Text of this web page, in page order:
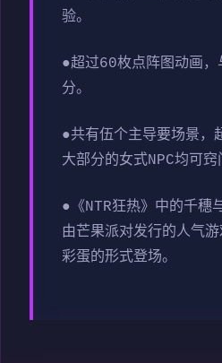
验。
●超过60枚点阵图动画
分。
●共有伍个主导要场景，
大部分的女式NPC均可窍
●《NTR狂热》中的千穗
由芒果派对发行的人气
彩蛋的形式登场。